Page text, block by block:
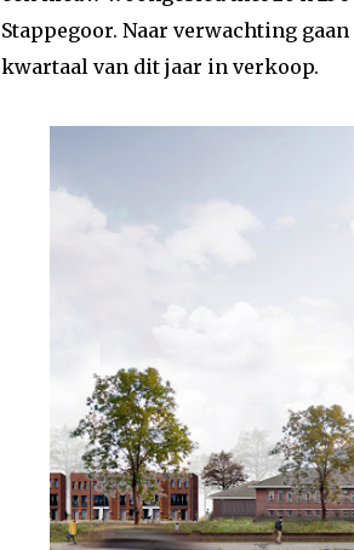
Stappegoor. Naar verwachting
kwartaal van dit jaar in verkoop.